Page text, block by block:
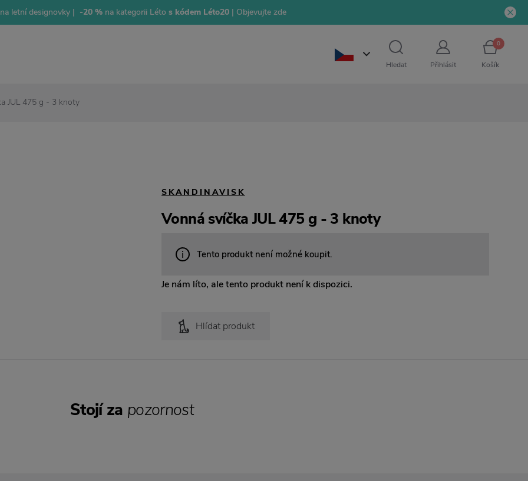
letní designovky | -20 %na kategorii Létos kódem Léto20 | Objevujte zde
Hledat Přihlásit
0
Košík
JUL 475 g - 3 knoty
SKANDINAVISK
Vonná svíčka JUL 475 g - 3 knoty
Tento produkt není možné koupit.
Je nám líto, ale tento produkt není k dispozici.
Hlídat produkt
Stojí za pozornost